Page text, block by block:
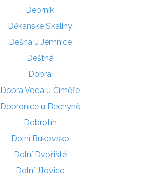
Debrník
Děkanské Skaliny
Dešná u Jemnice
Deštná
Dobrá
Dobrá Voda u Číměře
Dobronice u Bechyně
Dobrotín
Dolní Bukovsko
Dolní Dvořiště
Dolní Jílovice